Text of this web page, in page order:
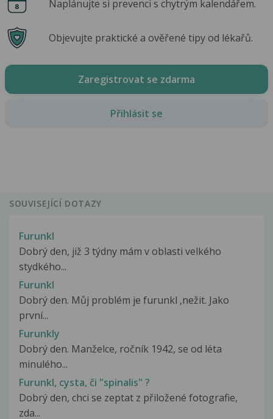
Naplánujte si prevenci s chytrým kalendářem.
Objevujte praktické a ověřené tipy od lékařů.
Zaregistrovat se zdarma
Přihlásit se
SOUVISEJÍCÍ DOTAZY
Furunkl
Dobrý den, již 3 týdny mám v oblasti velkého
stydkého...
Furunkl
Dobrý den. Můj problém je furunkl ,nežit. Jako
první...
Furunkly
Dobrý den. Manželce, ročník 1942, se od léta
minulého...
Furunkl, cysta, či "spinalis" ?
Dobrý den, chci se zeptat z přiložené fotografie,
zda...